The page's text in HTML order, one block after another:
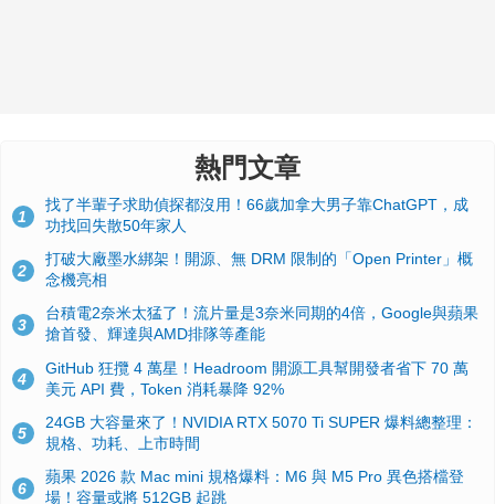
熱門文章
1
找了半輩子求助偵探都沒用！66歲加拿大男子靠ChatGPT，成
功找回失散50年家人
2
打破大廠墨水綁架！開源、無 DRM 限制的「Open Printer」概
念機亮相
3
台積電2奈米太猛了！流片量是3奈米同期的4倍，Google與蘋果
搶首發、輝達與AMD排隊等產能
4
GitHub 狂攬 4 萬星！Headroom 開源工具幫開發者省下 70 萬
美元 API 費，Token 消耗暴降 92%
5
24GB 大容量來了！NVIDIA RTX 5070 Ti SUPER 爆料總整理：
規格、功耗、上市時間
6
蘋果 2026 款 Mac mini 規格爆料：M6 與 M5 Pro 異色搭檔登
場！容量或將 512GB 起跳